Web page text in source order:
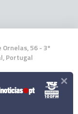
Ornelas, 56 - 3º
Portugal
×